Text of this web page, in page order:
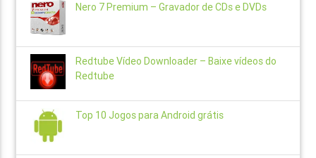
Nero 7 Premium – Gravador de CDs e DVDs
Redtube Vídeo Downloader – Baixe vídeos do
Redtube
Top 10 Jogos para Android grátis